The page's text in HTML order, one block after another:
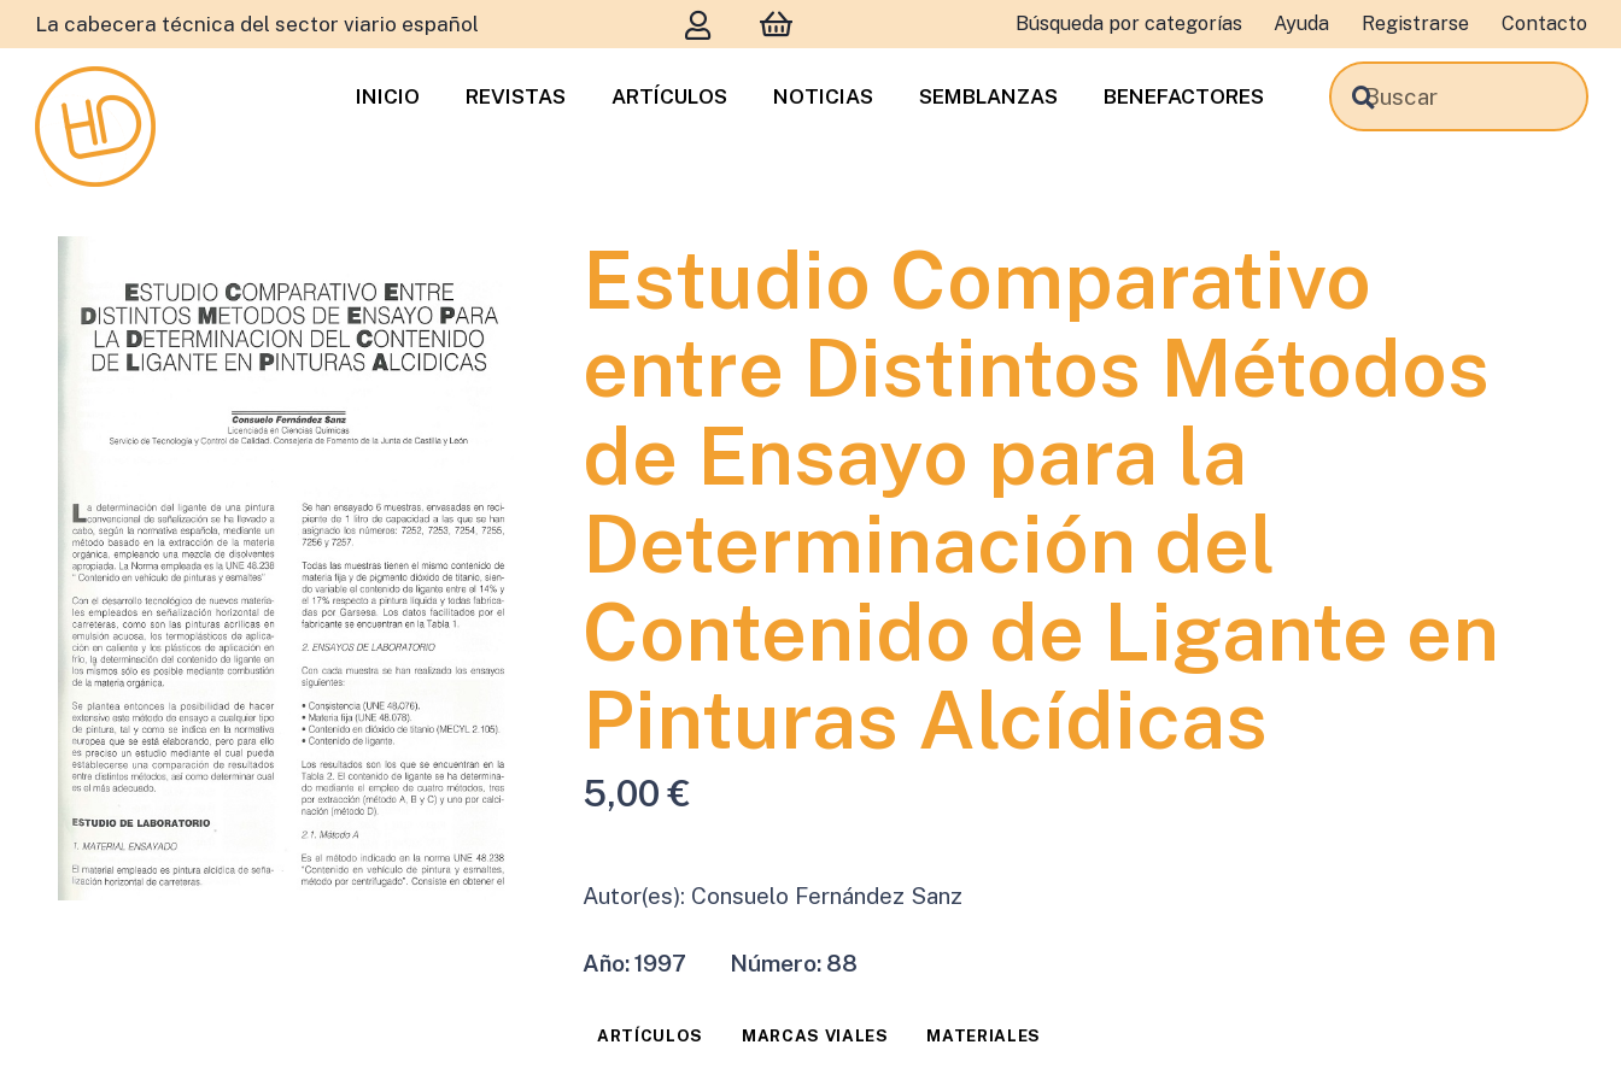
La cabecera técnica del sector viario español Búsqueda por categorías Ayuda Registrarse Contacto
INICIO REVISTAS ARTÍCULOS NOTICIAS SEMBLANZAS BENEFACTORES
Estudio Comparativo
entre Distintos Métodos
de Ensayo para la
Determinación del
Contenido de Ligante en
Pinturas Alcídicas
5,00€
Autor(es): Consuelo Fernández Sanz
Año:1997 Número: 88
ARTÍCULOS MARCAS VIALES MATERIALES